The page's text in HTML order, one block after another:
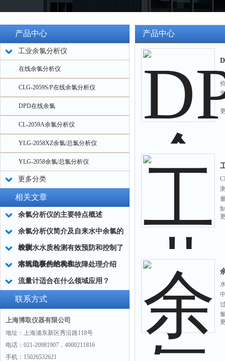
产品中心
工业余氯分析仪
在线余氯分析仪
CLG-2059S/P在线余氯分析仪
DPD在线余氯
CL-2059A余氯分析仪
YLG-2058XZ余氯/总氯分析仪
YLG-2058余氯/总氯分析仪
更多分类
相关文章
余氯分析仪的主要特点概述
余氯分析仪简介及自来水中余氯的
检测
农饮水水质检测有效预防和控制了
水污染事件的发生
溶氧电极的结构和故障处理介绍
流量计适合在什么领域应用？
联系方式
上海博取仪器有限公司
地址：上海浦东新区秀沿路118号
电话：021-20981907，4000211816
手机：15026532621
产品中心